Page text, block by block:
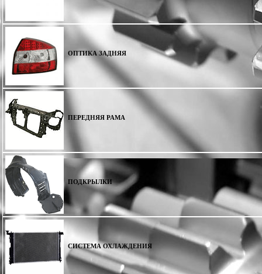
ОПТИКА ЗАДНЯЯ
ПЕРЕДНЯЯ РАМА
ПОДКРЫЛКИ
СИСТЕМА ОХЛАЖДЕНИЯ